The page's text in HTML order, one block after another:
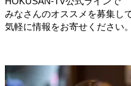
みなさんのオススメを募集し
​気軽に情報をお寄せください。